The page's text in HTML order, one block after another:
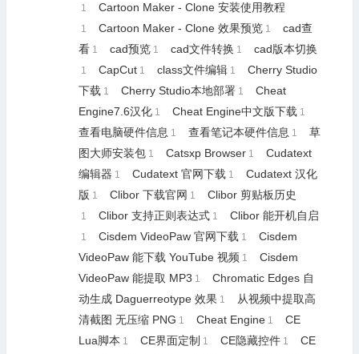
1 Cartoon Maker - Clone 安装使用教程
1 Cartoon Maker - Clone 效果预览 1
cad查
看 1 cad预览 1 cad文件转换 1 cad版本切换
1 CapCut 1 class文件编辑 1
Cherry Studio
下载 1 Cherry Studio本地部署 1
Cheat
Engine7.6汉化 1 Cheat Engine中文版下载 1
查看电脑硬件信息 1 查看笔记本硬件信息 1
草
图大师安装包 1 Catsxp Browser 1
Cudatext
编辑器 1 Cudatext 官网下载 1
Cudatext 汉化
版 1 Clibor 下载官网 1 Clibor 剪贴板历史
1 Clibor 支持正则表达式 1 Clibor 能开机自启
1 Cisdem VideoPaw 官网下载 1
Cisdem
VideoPaw 能下载 YouTube 视频 1
Cisdem
VideoPaw 能提取 MP3 1
Chromatic Edges 自
动生成 Daguerreotype 效果 1
从视频中提取高
清截图 无压缩 PNG 1 Cheat Engine 1
CE
Lua脚本 1 CE界面定制 1 CE隐藏控件 1
CE